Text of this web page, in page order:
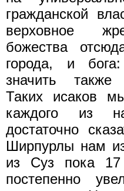
гражданской
верховное
божества
города, и
значить также
Таких исаков
каждого из
достаточно
Ширпурлы нам
из Суз пока
постепенно